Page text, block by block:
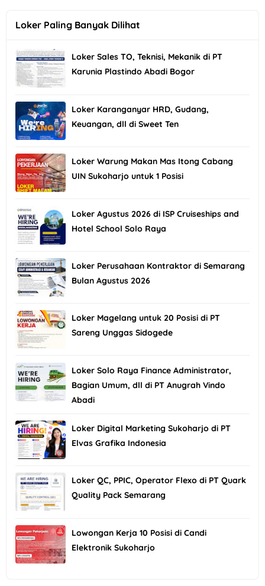
Loker Paling Banyak Dilihat
Loker Sales TO, Teknisi, Mekanik di PT
Karunia Plastindo Abadi Bogor
Loker Karanganyar HRD, Gudang,
Keuangan, dll di Sweet Ten
Loker Warung Makan Mas Itong Cabang
UIN Sukoharjo untuk 1 Posisi
Loker Agustus 2026 di ISP Cruiseships and
Hotel School Solo Raya
Loker Perusahaan Kontraktor di Semarang
Bulan Agustus 2026
Loker Magelang untuk 20 Posisi di PT
Sareng Unggas Sidogede
Loker Solo Raya Finance Administrator,
Bagian Umum, dll di PT Anugrah Vindo
Abadi
Loker Digital Marketing Sukoharjo di PT
Elvas Grafika Indonesia
Loker QC, PPIC, Operator Flexo di PT Quark
Quality Pack Semarang
Lowongan Kerja 10 Posisi di Candi
Elektronik Sukoharjo